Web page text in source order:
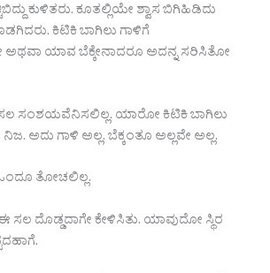
ಕುಳಿತರು. ಕೂತಲ್ಲಿಯೇ ಶ್ವಾಸ ಬಿಗಿಹಿಡಿದು
ಕಿಟಿಕಿ ಬಾಗಿಲು ಗಾಳಿಗೆ
ಯಾವ ಬೆಕ್ಕೇನಾದರೂ ಅದನ್ನ ಸರಿಸಿತೋ
ಸಂಶಯವೆನಿಸಲಿಲ್ಲ. ಯಾರೋ ಕಿಟಿಕಿ ಬಾಗಿಲು
ಅದು ಗಾಳಿ ಅಲ್ಲ. ಬೆಕ್ಕಂತೂ ಅಲ್ಲವೇ ಅಲ್ಲ.
ತೋಚಲಿಲ್ಲ.
ಸಲ ದೊಡ್ಡದಾಗೇ ಕೇಳಿಸಿತು. ಯಾವುದೋ ಸ್ಥಿರ